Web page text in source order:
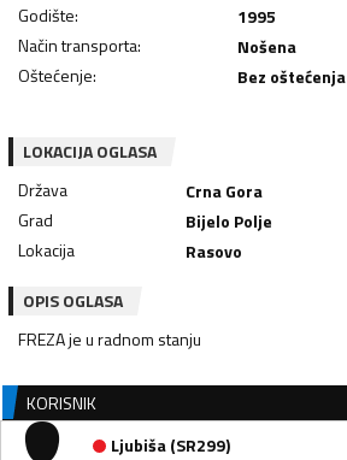
Godište:
1995
Način transporta:
Nošena
Oštećenje: Bez oštećenja
LOKACIJA OGLASA
Država
Crna Gora
Grad
Bijelo Polje
Lokacija
Rasovo
OPIS OGLASA
FREZA je u radnom stanju
KORISNIK
Ljubiša(SR299)